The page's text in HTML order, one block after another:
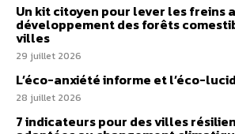
Un kit citoyen pour lever les freins
développement des forêts
villes
29 juillet 2026
L’éco-anxiété informe et l’éco-
28 juillet 2026
7 indicateurs pour des villes